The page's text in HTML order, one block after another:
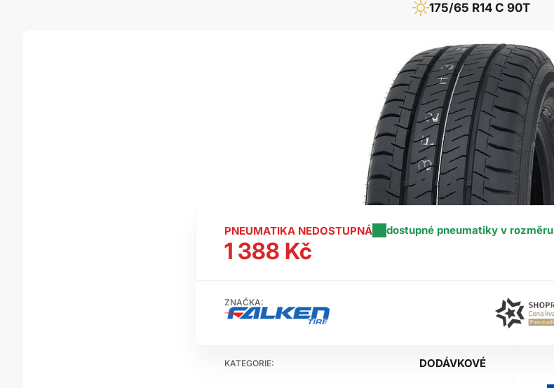
175/65 R14 C 90T
KATEGORIE: DODÁVKOVÉ
PNEUMATIKA NEDOSTUPNÁ dostupné pneumatiky v rozměru
1 388 Kč
ZNAČKA: